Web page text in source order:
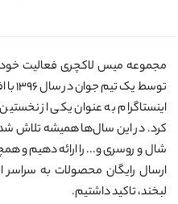
مجموعه میس لاکچری فعالیت
توسط
اینستاگرام به عنوان یکی از
کرد. در این سال‌ها همیشه تلاش
شال و روسری و... را ارائه دهیم و
ارسال رایگان محصولات به سراسر
لبخند، تاکید داشتیم.